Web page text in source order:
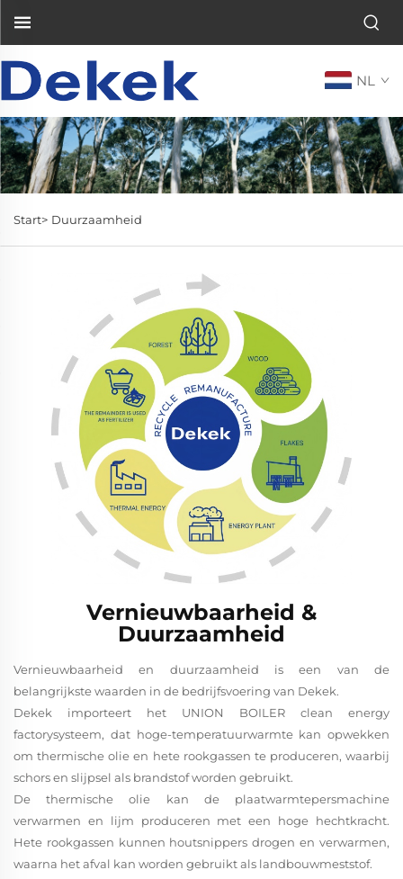
NL
Start> Duurzaamheid
Vernieuwbaarheid &
Duurzaamheid
Vernieuwbaarheid en duurzaamheid is een van de
belangrijkste waarden in de bedrijfsvoering van Dekek.
Dekek importeert het UNION BOILER clean energy
factorysysteem, dat hoge-temperatuurwarmte kan opwekken
om thermische olie en hete rookgassen te produceren, waarbij
schors en slijpsel als brandstof worden gebruikt.
De thermische olie kan de plaatwarmtepersmachine
verwarmen en lijm produceren met een hoge hechtkracht.
Hete rookgassen kunnen houtsnippers drogen en verwarmen,
waarna het afval kan worden gebruikt als landbouwmeststof.